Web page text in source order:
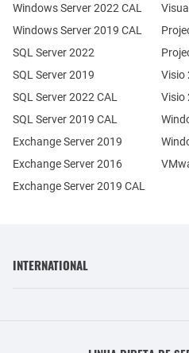
Exchange Server 2019
Exchange Server 2016
SQL Server 2022
SQL Server 2019
Windows Server 2022 CAL
Windows Server 2019 CAL
SQL Server 2022 CAL
SQL Server 2019 CAL
Exchange Server 2019 CAL
Visio
Visio
INTERNATIONAL